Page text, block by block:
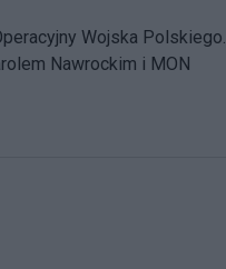
Wojska Polskiego.
Nawrockim i MON